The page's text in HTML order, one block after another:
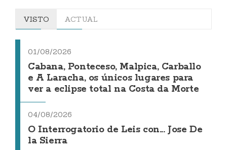
VISTO ACTUAL
01/08/2026
Cabana, Ponteceso, Malpica, Carballo
e A Laracha, os únicos lugares para
ver a eclipse total na Costa da Morte
04/08/2026
O Interrogatorio de Leis con... Jose De
la Sierra